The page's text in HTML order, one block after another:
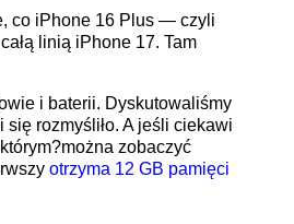
co iPhone 16 Plus — czyli
linią iPhone 17. Tam
i baterii. Dyskutowaliśmy
rozmyśliło. A jeśli ciekawi
zobaczyć
otrzyma 12 GB pamięci